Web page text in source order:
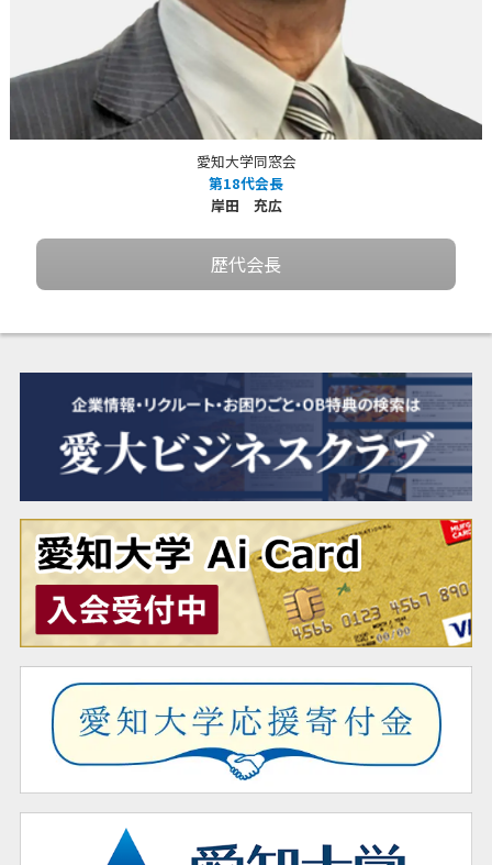
愛知大学同窓会
第18代会長
岸田 充広
歴代会長